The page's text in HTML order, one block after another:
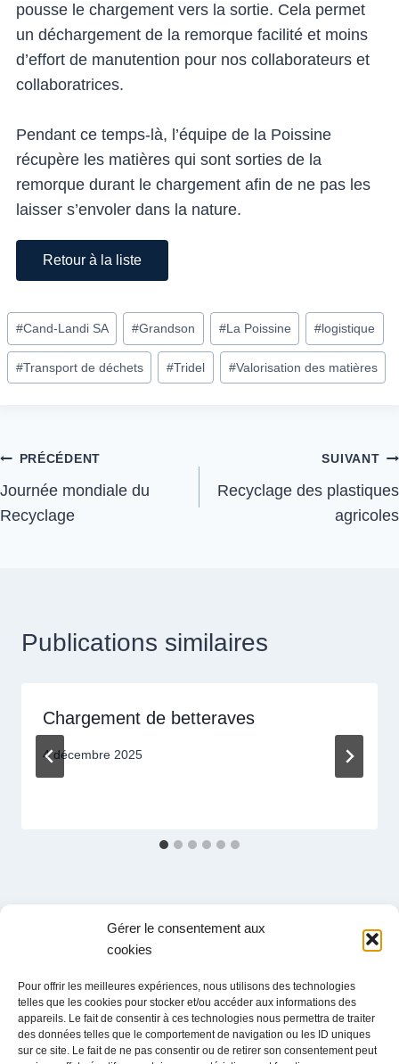
Gérer le consentement aux
cookies
Pour offrir les meilleures expériences, nous utilisons des technologies
telles que les cookies pour stocker et/ou accéder aux informations des
appareils. Le fait de consentir à ces technologies nous permettra de traiter
des données telles que le comportement de navigation ou les ID uniques
sur ce site. Le fait de ne pas consentir ou de retirer son consentement peut
pousse le chargement vers la sortie. Cela permet
un déchargement de la remorque facilité et moins
d’effort de manutention pour nos collaborateurs et
collaboratrices.
Pendant ce temps-là, l’équipe de la Poissine
récupère les matières qui sont sorties de la
remorque durant le chargement afin de ne pas les
laisser s’envoler dans la nature.
Retour à la liste
#Cand-Landi SA #Grandson #La Poissine #logistique
#Transport de déchets #Tridel #Valorisation des matières
PRÉCÉDENT
Journée mondiale du
Recyclage
SUIVANT
Recyclage des plastiques
agricoles
Publications similaires
Chargement de betteraves
4 décembre 2025
Ch. du Grandsonnet 3
1422 Grandson
Exploitation
Zone Industrielle La Poissine 14